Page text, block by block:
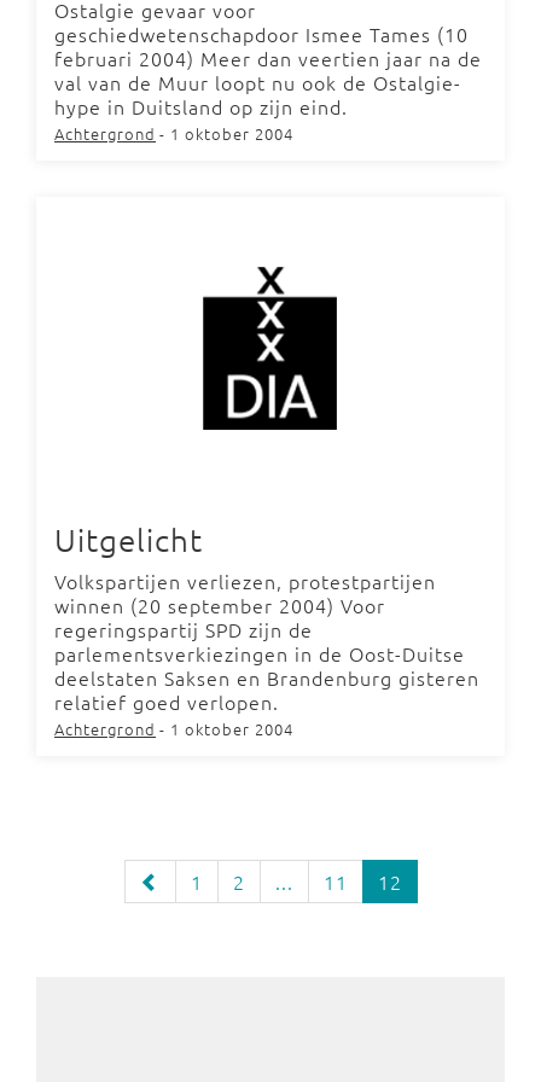
Ostalgie gevaar voor
geschiedwetenschapdoor Ismee Tames (10
februari 2004) Meer dan veertien jaar na de
val van de Muur loopt nu ook de Ostalgie­-
hype in Duitsland op zijn eind.
Achtergrond - 1 oktober 2004
Uitgelicht
Volkspartijen verliezen, protestpartijen
winnen (20 september 2004) Voor
regeringspartij SPD zijn de
parlementsverkiezingen in de Oost-Duitse
deelstaten Saksen en Brandenburg gisteren
relatief goed verlopen.
Achtergrond - 1 oktober 2004
1 2 ... 11 12